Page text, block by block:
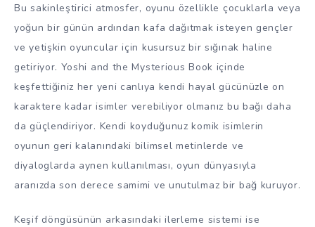
Bu sakinleştirici atmosfer, oyunu özellikle çocuklarla veya
yoğun bir günün ardından kafa dağıtmak isteyen gençler
ve yetişkin oyuncular için kusursuz bir sığınak haline
getiriyor. Yoshi and the Mysterious Book içinde
keşfettiğiniz her yeni canlıya kendi hayal gücünüzle on
karaktere kadar isimler verebiliyor olmanız bu bağı daha
da güçlendiriyor. Kendi koyduğunuz komik isimlerin
oyunun geri kalanındaki bilimsel metinlerde ve
diyaloglarda aynen kullanılması, oyun dünyasıyla
aranızda son derece samimi ve unutulmaz bir bağ kuruyor.
Keşif döngüsünün arkasındaki ilerleme sistemi ise